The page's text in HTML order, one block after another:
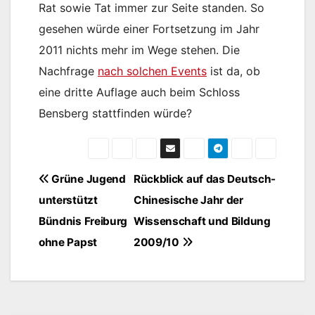
Rat sowie Tat immer zur Seite standen. So
gesehen würde einer Fortsetzung im Jahr
2011 nichts mehr im Wege stehen. Die
Nachfrage nach solchen Events ist da, ob
eine dritte Auflage auch beim Schloss
Bensberg stattfinden würde?
BeitragsnavigationRückblick auf das Deutsch-
Chinesische Jahr der
Wissenschaft und Bildung
2009/10
Grüne Jugend
unterstützt
Bündnis Freiburg
ohne Papst